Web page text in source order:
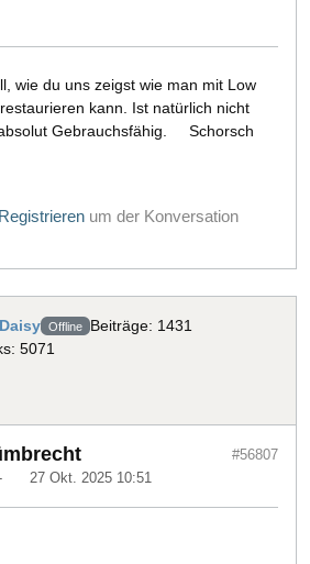
wie du uns zeigst wie man mit Low
kann. Ist natürlich nicht
Gebrauchsfähig. Schorsch
Registrieren um der Konversation
Offline Beiträge: 1431
5071
27 Okt. 2025 10:51
#56807